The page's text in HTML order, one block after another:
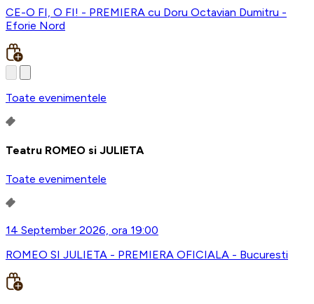
CE-O FI, O FI! - PREMIERA cu Doru Octavian Dumitru -
Eforie Nord
Toate evenimentele
Teatru ROMEO si JULIETA
Toate evenimentele
14 September 2026, ora 19:00
ROMEO SI JULIETA - PREMIERA OFICIALA - Bucuresti